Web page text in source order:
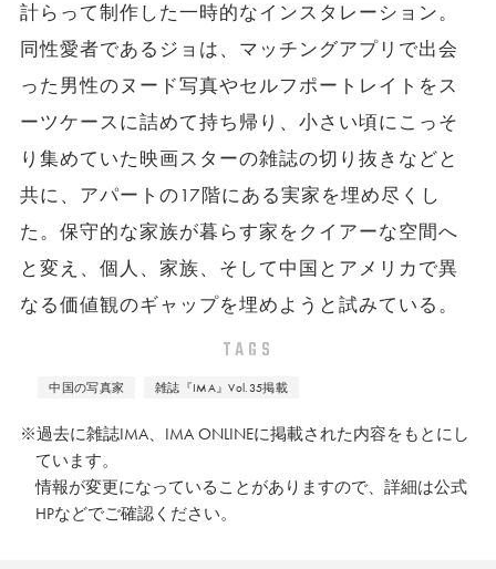
計らって制作した一時的なインスタレーション。
同性愛者であるジョは、マッチングアプリで出会
った男性のヌード写真やセルフポートレイトをス
ーツケースに詰めて持ち帰り、小さい頃にこっそ
り集めていた映画スターの雑誌の切り抜きなどと
共に、アパートの17階にある実家を埋め尽くし
た。保守的な家族が暮らす家をクイアーな空間へ
と変え、個人、家族、そして中国とアメリカで異
なる価値観のギャップを埋めようと試みている。
TAGS
中国の写真家 雑誌『IMA』Vol.35掲載
※過去に雑誌IMA、IMA ONLINEに掲載された内容をもとにし
ています。
情報が変更になっていることがありますので、詳細は公式
HPなどでご確認ください。